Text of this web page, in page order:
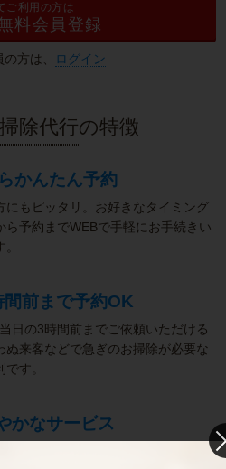
ご利用の方は
料会員登録
方は、 ログイン
除代行の特徴
かんたん予約
にもピッタリ。お好きなタイミング
ら予約までWEBで手軽にお手続きい
間前まで予約OK
日の3時間前までご依頼いただける
ぬ来客などで急ぎのお掃除が必要な
す。
かなサービス